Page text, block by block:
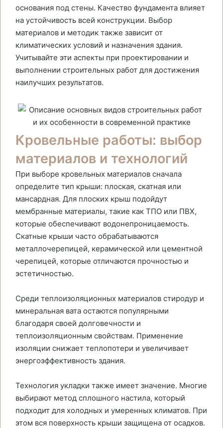
основания под стены. Качество фундамента влияет
на устойчивость всей конструкции. Выбор
материалов и методик также зависит от
климатических условий и назначения здания.
Учитывайте эти аспекты при проектировании и
выполнении строительных работ для достижения
наилучших результатов.
Кровельные работы: выбор
материалов и технологий
При выборе кровельных материалов сначала
определите тип крыши: плоская, скатная или
мансардная. Для плоских крыш подойдут
мембранные материалы, такие как ТПО или ПВХ,
которые обеспечивают водонепроницаемость.
Скатные крыши часто обрабатываются
металлочерепицей, керамической или цементной
черепицей, которые отличаются прочностью и
эстетичностью.
Среди теплоизоляционных материалов стиродур и
минеральная вата остаются популярными
благодаря своей долговечности и
теплоизоляционным свойствам. Применение
изоляции снижает теплопотери и увеличивает
энергоэффективность здания.
Технология укладки также имеет значение. Многие
выбирают метод сплошного настила, который
подходит для холодных и умеренных климатов. При
этом вся поверхность крыши защищена от осадков.